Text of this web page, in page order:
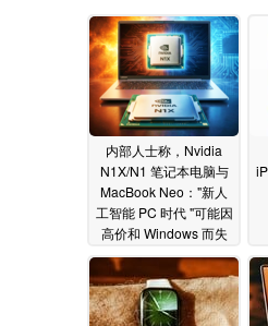
内部人士称，Nvidia
N1X/N1 笔记本电脑与
MacBook Neo："新人
工智能 PC 时代 "可能因
高价和 Windows 而失
败05/31/2026